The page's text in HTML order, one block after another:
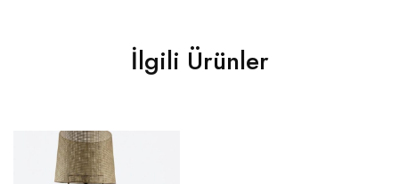
İlgili Ürünler